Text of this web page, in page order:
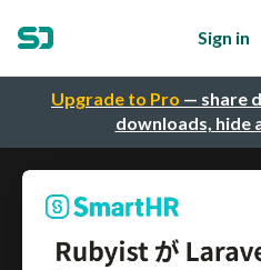
Upgrade to Pro — share
downloads, hide
Sign in